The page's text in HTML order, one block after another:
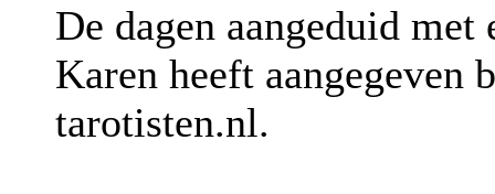
De dagen aangeduid met
Karen heeft aangegeven
tarotisten.nl.